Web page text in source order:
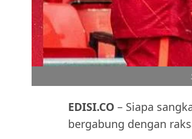
EDISI.CO – Siapa
bergabung dengan